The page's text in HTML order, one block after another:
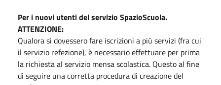
Per i nuovi utenti del servizio SpazioScuola.
ATTENZIONE:
Qualora si dovessero fare iscrizioni a più servizi (fra cui
il servizio refezione), è necessario effettuare per prima
la richiesta al servizio mensa scolastica. Questo al fine
di seguire una corretta procedura di creazione del